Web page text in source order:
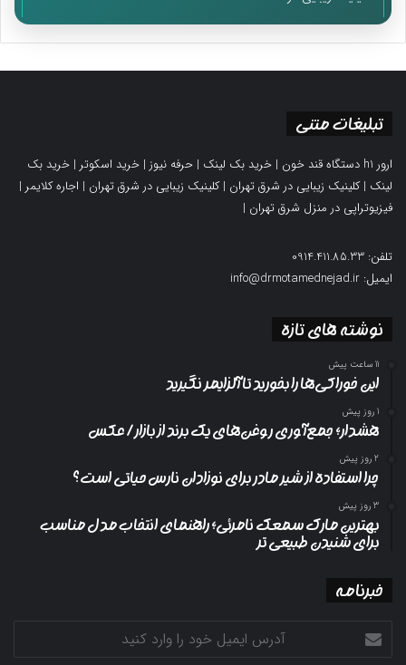
تبلیغات متنی
ارور h1 دستگاه قند خون | خرید بک لینک | حرفه نیوز | خرید اسکوتر | خرید بک
لینک |کلینیک زیبایی در شرق تهران |کلینیک زیبایی در شرق تهران | اجاره کلایمر |
فیزیوتراپی در منزل شرق تهران |
تلفن: 0914.411.85.33
ایمیل: info@drmotamednejad.ir
نوشته های تازه
11 ساعت پیش
این خوراکی‌ها را بخورید تا آلزایمر نگیرید
1 روز پیش
هشدار؛ جمع‌آوری روغن‌های یک برند از بازار/ عکس
2 روز پیش
چرا استفاده از شیر مادر برای نوزادان نارس حیاتی است؟
3 روز پیش
بهترین مارک سمعک نامرئی؛ راهنمای انتخاب مدل مناسب
برای شنیدن طبیعی تر
خبرنامه
آدرس
ایمیل